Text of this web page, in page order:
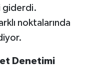
giderdi.
noktalarında
Denetimi